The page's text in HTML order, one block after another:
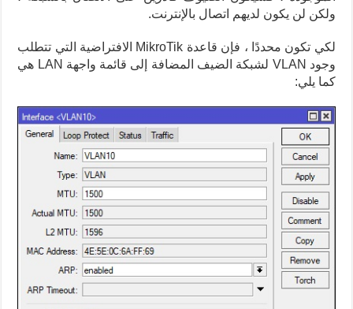
ولكن لن يكون لديهم اتصال بالإنترنت.
لكي تكون محددًا ، فإن قاعدة MikroTik الافتراضية التي تتطلب
وجود VLAN لشبكة الضيف المضافة إلى قائمة واجهة LAN هي
كما يلي: